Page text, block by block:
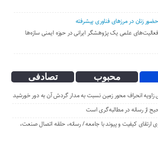
حضور زنان در مرزهای فناوری پیشرفته
فعالیت‌های علمی یک پژوهشگر ایرانی در حوزه ایمنی سازه‌ها
محبوب تصادفی
انحراف محور زمین نسبت به مدار گردش آن به دور خورشید
از رسانه در مطالبه‌گری است
کیفیت و پیوند با جامعه / رسانه، حلقه اتصال صنعت،